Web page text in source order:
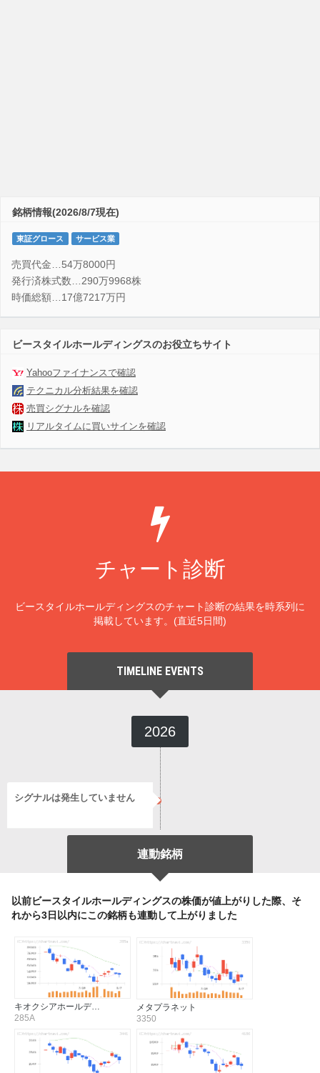
銘柄情報(2026/8/7現在)
東証グロース サービス業
売買代金…54万8000円
発行済株式数…290万9968株
時価総額…17億7217万円
ビースタイルホールディングスのお役立ちサイト
Yahooファイナンスで確認
テクニカル分析結果を確認
売買シグナルを確認
リアルタイムに買いサインを確認
チャート診断
ビースタイルホールディングスのチャート診断の結果を時系列に
掲載しています。(直近5日間)
TIMELINE EVENTS
2026
シグナルは発生していません
連動銘柄
以前ビースタイルホールディングスの株価が値上がりした際、そ
れから3日以内にこの銘柄も連動して上がりました
キオクシアホールデ…
285A
メタプラネット
3350